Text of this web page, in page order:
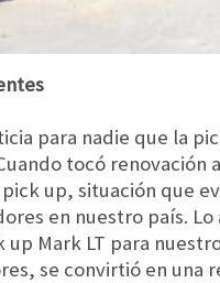
para nadie que la
tocó renovación
up, situación que
en nuestro país.
up Mark LT para
se convirtió en una